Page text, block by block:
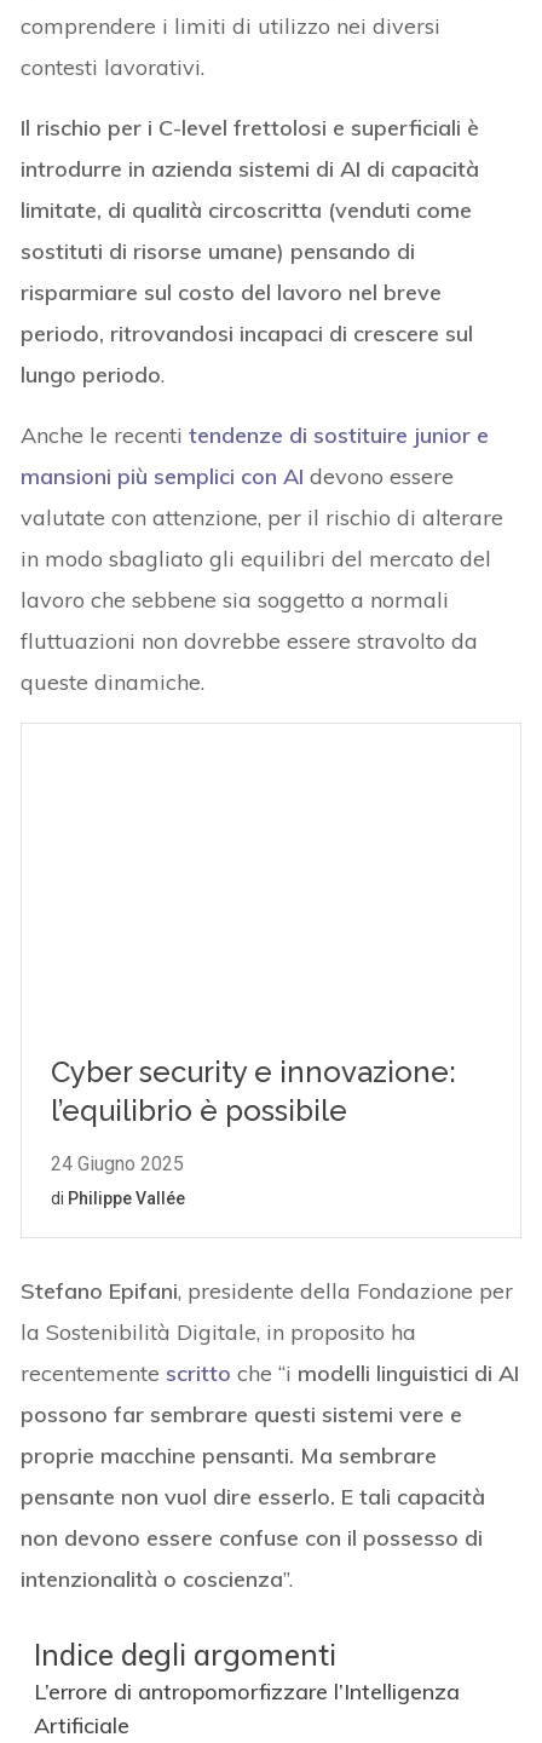
comprendere i limiti di utilizzo nei diversi
contesti lavorativi.
Il rischio per i C-level frettolosi e superficiali è
introdurre in azienda sistemi di AI di capacità
limitate, di qualità circoscritta (venduti come
sostituti di risorse umane) pensando di
risparmiare sul costo del lavoro nel breve
periodo, ritrovandosi incapaci di crescere sul
lungo periodo.
Anche le recentitendenze di sostituire junior e
mansioni più semplici con AI devono essere
valutate con attenzione, per il rischio di alterare
in modo sbagliato gli equilibri del mercato del
lavoro che sebbene sia soggetto a normali
fluttuazioni non dovrebbe essere stravolto da
queste dinamiche.
Stefano Epifani, presidente della Fondazione per
la Sostenibilità Digitale, in proposito ha
recentemente scritto che “i modelli linguistici di AI
possono far sembrare questi sistemi vere e
proprie macchine pensanti. Ma sembrare
pensante non vuol dire esserlo. E tali capacità
non devono essere confuse con il possesso di
intenzionalità o coscienza”.
Indice degli argomenti
L’errore di antropomorfizzare l’Intelligenza
Artificiale